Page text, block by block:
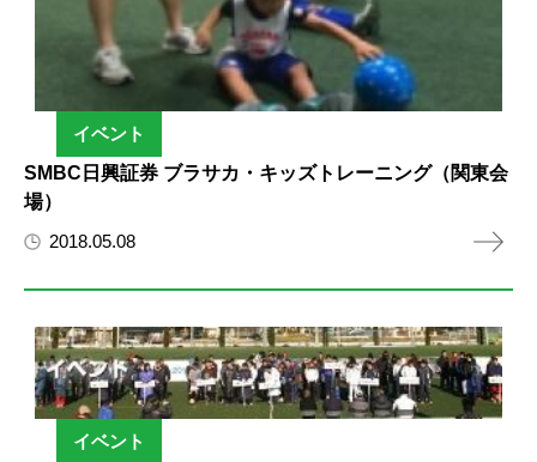
イベント
SMBC日興証券 ブラサカ・キッズトレーニング（関東会
場）
2018.05.08
イベント